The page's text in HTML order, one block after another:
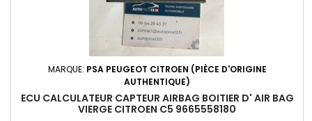
MARQUE: PSA PEUGEOT CITROEN (PIÈCE D'ORIGINE
AUTHENTIQUE)
ECU CALCULATEUR CAPTEUR AIRBAG BOITIER D' AIR BAG
VIERGE CITROEN C5 9665558180